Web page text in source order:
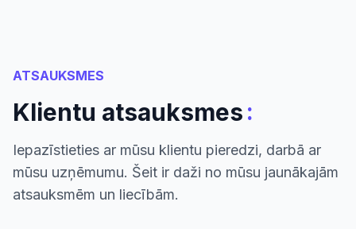
ATSAUKSMES
Klientu atsauksmes:
Iepazīstieties ar mūsu klientu pieredzi, darbā ar
mūsu uzņēmumu. Šeit ir daži no mūsu jaunākajām
atsauksmēm un liecībām.